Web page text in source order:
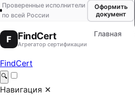
Проверенные исполнители
по всей России
Оформить
документ
F FindCert
Агрегатор сертификации
Главная
FindCert
🔍
Навигация ✕